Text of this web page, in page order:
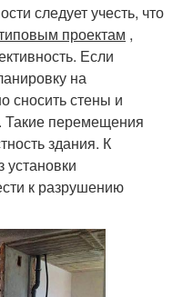
следует учесть, что
проектам ,
Если
на
сносить стены и
Такие перемещения
здания. К
к разрушению